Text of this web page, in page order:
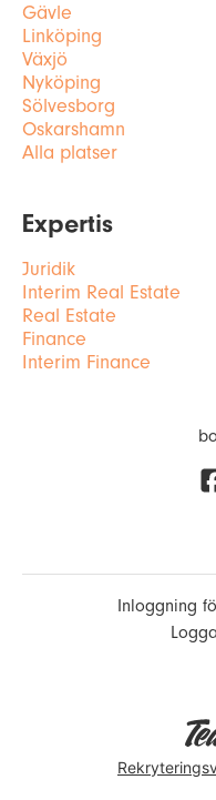
Gävle
Linköping
Växjö
Nyköping
Sölvesborg
Oskarshamn
Alla platser
Expertis
Juridik
Interim Real Estate
Real Estate
Finance
Interim Finance
Inloggning